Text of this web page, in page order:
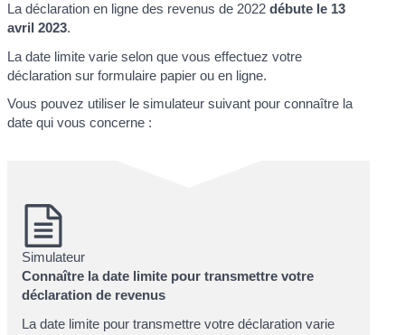
La déclaration en ligne des revenus de 2022débute le 13
avril 2023.
La date limite varie selon que vous effectuez votre
déclaration sur formulaire papier ou en ligne.
Vous pouvez utiliser le simulateur suivant pour connaître la
date qui vous concerne :
Simulateur
Connaître la date limite pour transmettre votre
déclaration de revenus
La date limite pour transmettre votre déclaration varie